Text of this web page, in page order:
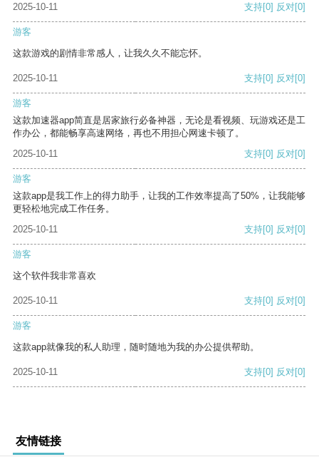
2025-10-11 支持[0] 反对[0]
游客
这款游戏的剧情非常感人，让我久久不能忘怀。
2025-10-11 支持[0] 反对[0]
游客
这款加速器app简直是居家旅行必备神器，无论是看视频、玩游戏还是工
作办公，都能畅享高速网络，再也不用担心网速卡顿了。
2025-10-11
支持[0] 反对[0]
游客
这款app是我工作上的得力助手，让我的工作效率提高了50%，让我能够
更轻松地完成工作任务。
2025-10-11
支持[0] 反对[0]
游客
这个软件我非常喜欢
2025-10-11 支持[0] 反对[0]
游客
这款app就像我的私人助理，随时随地为我的办公提供帮助。
2025-10-11 支持[0] 反对[0]
友情链接